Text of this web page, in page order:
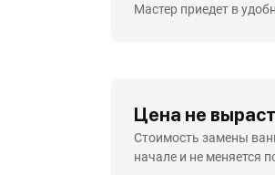
Мастер приедет в
Цена не
Стоимость замены
начале и не меняется